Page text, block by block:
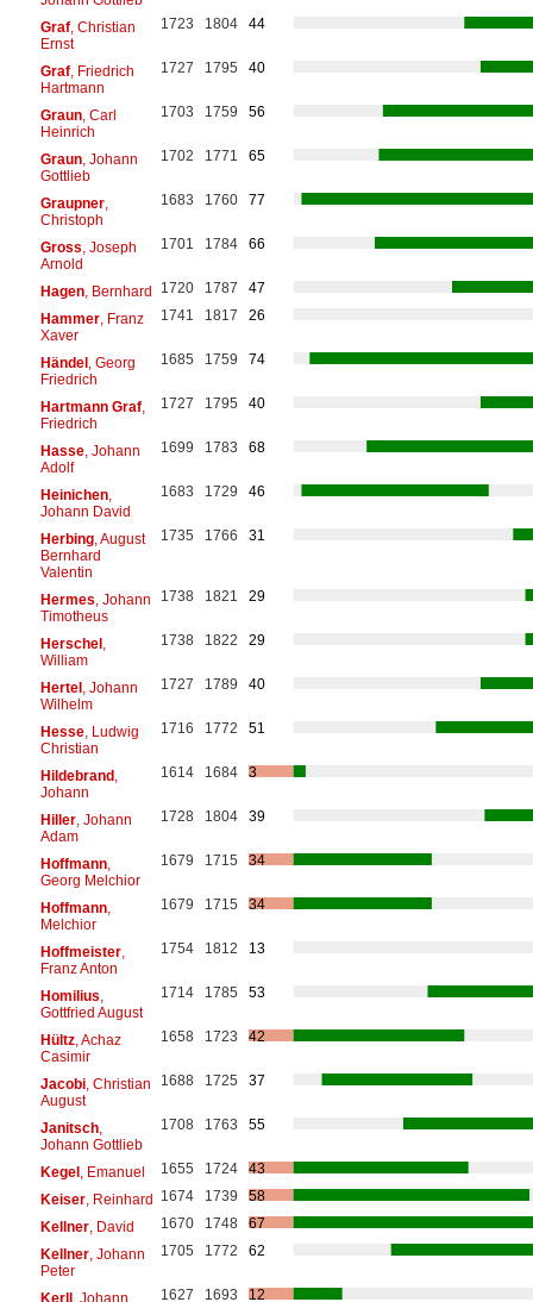
Graf, Christian
Ernst
1723 1804 44
Graf, Friedrich
Hartmann
1727 1795 40
Graun, Carl
Heinrich
1703 1759 56
Graun, Johann
Gottlieb
1702 1771 65
Graupner,
Christoph
1683 1760 77
Gross , Joseph
Arnold
1701 1784 66
Hagen, Bernhard 1720 1787
47
Hammer, Franz
Xaver
1741 1817 26
Händel, Georg
Friedrich
1685 1759 74
Hartmann Graf,
Friedrich
1727 1795 40
Hasse, Johann
Adolf
1699 1783 68
Heinichen,
Johann David
1683 1729 46
Herbing, August
Bernhard
Valentin
1735 1766 31
Hermes , Johann
Timotheus
1738 1821 29
Herschel,
William
1738 1822 29
Hertel, Johann
Wilhelm
1727 1789 40
Hesse, Ludwig
Christian
1716 1772 51
Hildebrand,
Johann
1614 1684 3
Hiller, Johann
Adam
1728 1804 39
Hoffmann,
Georg Melchior
1679 1715 34
Hoffmann,
Melchior
1679 1715 34
Hoffmeister,
Franz Anton
1754 1812 13
Homilius
Gottfried August
1714 1785 53
Hültz, Achaz
Casimir
1658 1723 42
Jacobi, Christian
August
1688 1725 37
Janitsch,
Johann Gottlieb
1708 1763 55
Kegel, Emanuel 1655 1724
43
Keiser, Reinhard 1674 1739
58
Kellner, David 1670 1748
67
Kellner, Johann
Peter
1705 1772 62
Kerll, Johann
1627 1693 12